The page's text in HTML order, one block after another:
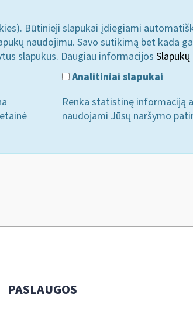
Būtinieji slapukai įdiegiami
naudojimu. Savo sutikimą bet kada
slapukus. Daugiau informacijos
Analitiniai slapukai
Renka statistinę informaciją
naudojami Jūsų naršymo
PASLAUGOS